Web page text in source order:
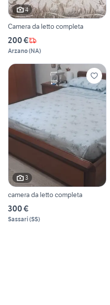
4
Camera da letto completa
200 €
Arzano(NA)
3
camera da letto completa
300 €
Sassari(SS)